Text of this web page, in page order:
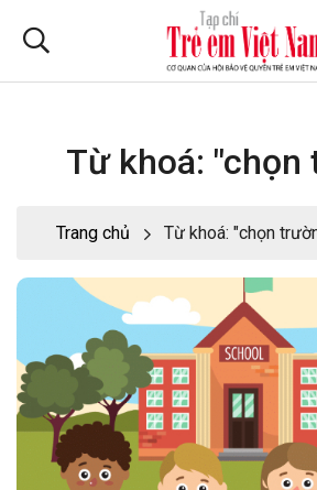
Từ khoá: "chọn
Trang chủ Từ khoá: "chọn